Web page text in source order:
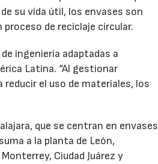
su vida útil, los envases son
de reciclaje circular.
ingeniería adaptadas a
Latina. “Al gestionar
el uso de materiales, los
que se centran en envases
a la planta de León,
Ciudad Juárez y